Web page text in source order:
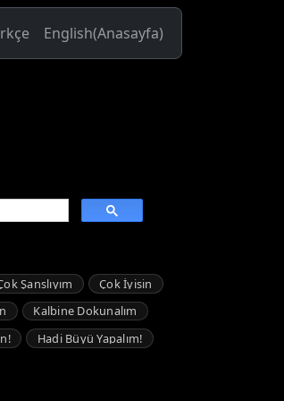
English(Anasayfa)
Şanslıyım
Çok İyisin
Kalbine Dokunalım
Hadi Büyü Yapalım!